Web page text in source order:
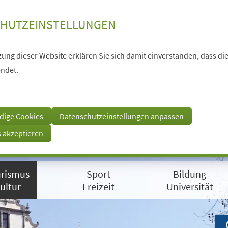
dieser Website erklären Sie sich damit einverstanden, dass
Cookies
Datenschutzeinstellungen anpassen
akzeptieren
Sport
Freizeit
Bildung
Universität